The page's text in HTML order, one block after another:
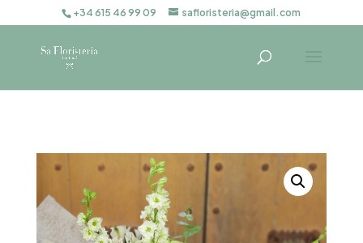
+34 615 46 99 09 safloristeria@gmail.com